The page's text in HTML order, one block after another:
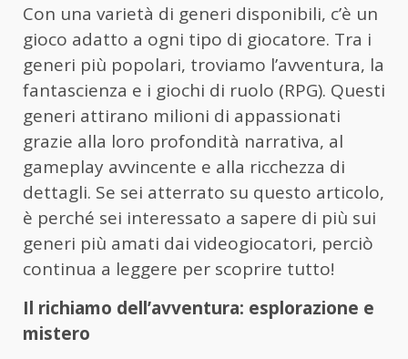
Con una varietà di generi disponibili, c’è un
gioco adatto a ogni tipo di giocatore. Tra i
generi più popolari, troviamo l’avventura, la
fantascienza e i giochi di ruolo (RPG). Questi
generi attirano milioni di appassionati
grazie alla loro profondità narrativa, al
gameplay avvincente e alla ricchezza di
dettagli. Se sei atterrato su questo articolo,
è perché sei interessato a sapere di più sui
generi più amati dai videogiocatori, perciò
continua a leggere per scoprire tutto!
Il richiamo dell’avventura: esplorazione e
mistero